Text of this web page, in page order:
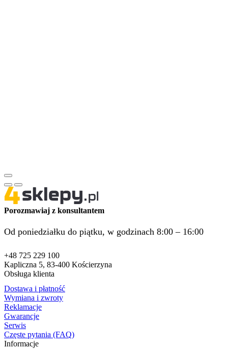
Porozmawiaj z konsultantem
Od poniedziałku do piątku, w godzinach 8:00 – 16:00
+48 725 229 100
Kapliczna 5, 83-400 Kościerzyna
Obsługa klienta
Dostawa i płatność
Wymiana i zwroty
Reklamacje
Gwarancje
Serwis
Częste pytania (FAQ)
Informacje